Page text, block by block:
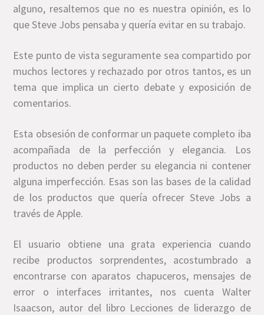
alguno, resaltemos que no es nuestra opinión, es lo
que Steve Jobs pensaba y quería evitar en su trabajo.
Este punto de vista seguramente sea compartido por
muchos lectores y rechazado por otros tantos, es un
tema que implica un cierto debate y exposición de
comentarios.
Esta obsesión de conformar un paquete completo iba
acompañada de la perfección y elegancia. Los
productos no deben perder su elegancia ni contener
alguna imperfección. Esas son las bases de la calidad
de los productos que quería ofrecer Steve Jobs a
través de Apple.
El usuario obtiene una grata experiencia cuando
recibe productos sorprendentes, acostumbrado a
encontrarse con aparatos chapuceros, mensajes de
error o interfaces irritantes, nos cuenta Walter
Isaacson, autor del libro Lecciones de liderazgo de